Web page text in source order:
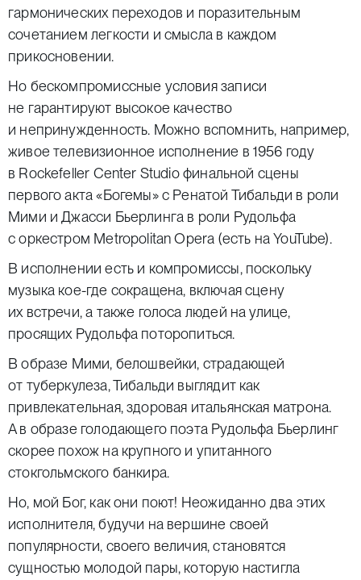
гармонических переходов и поразительным
сочетанием легкости и смысла в каждом
прикосновении.
Но бескомпромиссные условия записи
не гарантируют высокое качество
и непринужденность. Можно вспомнить, например,
живое телевизионное исполнение в 1956 году
в Rockefeller Center Studio финальной сцены
первого акта «Богемы» с Ренатой Тибальди в роли
Мими и Джасси Бьерлинга в роли Рудольфа
с оркестром Metropolitan Opera (есть на YouTube).
В исполнении есть и компромиссы, поскольку
музыка кое-где сокращена, включая сцену
их встречи, а также голоса людей на улице,
просящих Рудольфа поторопиться.
В образе Мими, белошвейки, страдающей
от туберкулеза, Тибальди выглядит как
привлекательная, здоровая итальянская матрона.
А в образе голодающего поэта Рудольфа Бьерлинг
скорее похож на крупного и упитанного
стокгольмского банкира.
Но, мой Бог, как они поют! Неожиданно два этих
исполнителя, будучи на вершине своей
популярности, своего величия, становятся
сущностью молодой пары, которую настигла